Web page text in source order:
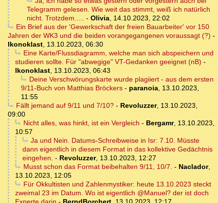
Telegramm gelesen. Wie weit das stimmt, weiß ich natürlich
nicht. Trotzdem..... - Olivia, 14.10.2023, 22:02
Ein Brief aus der 'Gewerkschaft der freien Bauarbeiter' vor 150
Jahren der WK3 und die beiden vorangegangenen voraussagt (?) -
Ikonoklast, 13.10.2023, 06:30
Eine Karte/Flussdiagramm, welche man sich abspeichern und
studieren sollte. Für "abwegige" VT-Gedanken geeignet (nB) -
Ikonoklast, 13.10.2023, 06:43
Deine Verschwörungskarte wurde plagiiert - aus dem ersten
9/11-Buch von Matthias Bröckers - paranoia, 13.10.2023,
11:55
Fällt jemand auf 9/11 und 7/10?- Revoluzzer, 13.10.2023,
09:00
Nicht alles, was hinkt, ist ein Vergleich - Bergamr, 13.10.2023,
10:57
Ja und Nein. Datums-Schreibweise in Isr: 7.10. Müsste
dann eigentlich in diesem Format in das kollektive Gedächtnis
eingehen. - Revoluzzer, 13.10.2023, 12:27
Musst schon das Format beibehalten 9/11, 10/7. - Naclador,
13.10.2023, 12:05
Für Okkultisten und Zahlenmystiker: heute 13.10.2023 steckt
zweimal 23 im Datum. Wo ist eigentlich @Manuel? der ist doch